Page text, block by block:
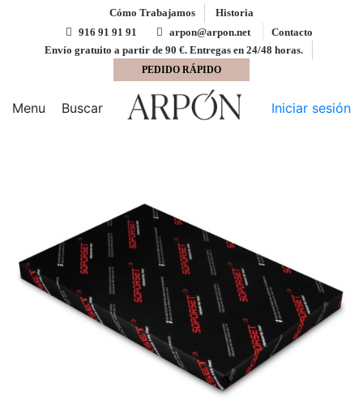
Cómo Trabajamos
Historia
916 91 91 91
arpon@arpon.net
Contacto
Envío gratuito a partir de 90 €. Entregas en 24/48 horas.
PEDIDO RÁPIDO
Menu Buscar Iniciar sesión
Papel impresión offset
Offset preprint blanco
45x64 Soporset Premium Preprint 80 gms